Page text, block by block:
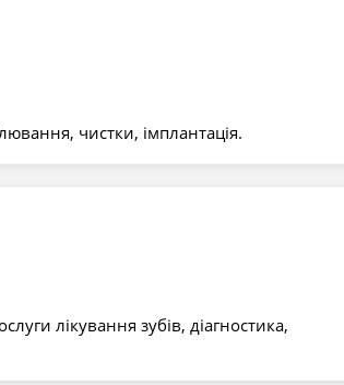
чистки, імплантація.
лікування зубів, діагностика,